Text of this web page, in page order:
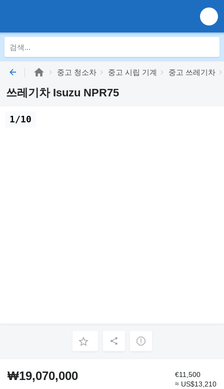
중고 청소차 중고 시립 기계 중고 쓰레기차
쓰레기차 Isuzu NPR75
1/10
₩19,070,000
€11,500
≈ US$13,210